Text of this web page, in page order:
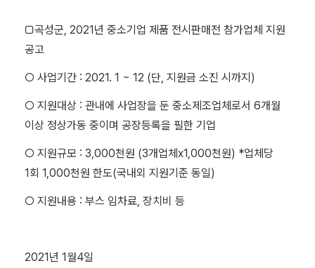
□곡성군, 2021년 중소기업 제품 전시판매전 참가업체 지원
공고
○ 사업기간 : 2021. 1 ~ 12 (단, 지원금 소진 시까지)
○ 지원대상 : 관내에 사업장을 둔 중소제조업체로서 6개월
이상 정상가동 중이며 공장등록을 필한 기업
○ 지원규모 : 3,000천원 (3개업체x1,000천원) *업체당
1회 1,000천원 한도(국내외 지원기준 동일)
○ 지원내용 : 부스 임차료, 장치비 등
2021년 1월4일